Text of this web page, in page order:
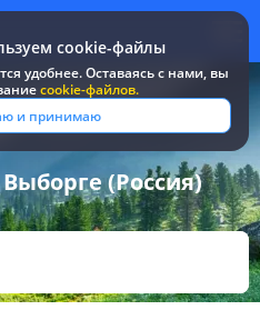
cookie-файлы
удобнее. Оставаясь c нами, вы
cookie-файлов.
и принимаю
/ Россия / в Выборге
(Россия)